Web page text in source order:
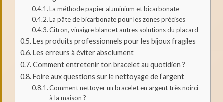
La méthode papier aluminium et bicarbonate
La pâte de bicarbonate pour les zones précises
Citron, vinaigre blanc et autres solutions du placard
Les produits professionnels pour les bijoux fragiles
Les erreurs à éviter absolument
Comment entretenir ton bracelet au quotidien ?
Foire aux questions sur le nettoyage de l’argent
Comment nettoyer un bracelet en argent très noirci
à la maison ?